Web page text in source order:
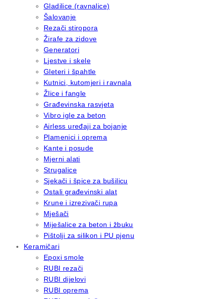
Gladilice (ravnalice)
Šalovanje
Rezači stiropora
Žirafe za zidove
Generatori
Ljestve i skele
Gleteri i špahtle
Kutnici, kutomjeri i ravnala
Žlice i fangle
Građevinska rasvjeta
Vibro igle za beton
Airless uređaji za bojanje
Plamenici i oprema
Kante i posude
Mjerni alati
Strugalice
Sjekači i špice za bušilicu
Ostali građevinski alat
Krune i izrezivači rupa
Mješači
Miješalice za beton i žbuku
Pištolji za silikon i PU pjenu
Keramičari
Epoxi smole
RUBI rezači
RUBI dijelovi
RUBI oprema